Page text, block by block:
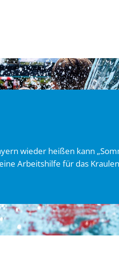
wieder heißen kann
Arbeitshilfe für das